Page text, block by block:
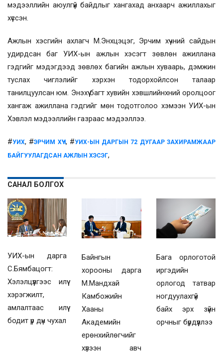
мэдээллийн аюулгүй байдлыг хангахад анхаарч ажиллахыг
хүссэн.
Ажлын хэсгийн ахлагч М.Энхцэцэг, Эрчим хүчний сайдын
удирдсан баг УИХ-ын ажлын хэсэгт зөвлөн ажиллана
гэдгийг мэдэгдээд зөвлөх багийн ажлын хуваарь, дэмжин
туслах чиглэлийг хэрхэн тодорхойлсон талаар
танилцуулсан юм. Энэхүү багт хувийн хэвшлийнхний оролцоог
хангаж ажиллана гэдгийг мөн тодотголоо хэмээн УИХ-ын
Хэвлэл мэдээллийн газраас мэдээллээ.
#УИХ, #ЭРЧИМ ХҮЧ, #УИХ-ЫН ДАРГЫН 72 ДУГААР ЗАХИРАМЖААР
БАЙГУУЛАГДСАН АЖЛЫН ХЭСЭГ,
САНАЛ БОЛГОХ
УИХ-ын дарга
С.Бямбацогт:
Хэлэлцүүлгээс илүү
хэрэгжилт,
амлалтаас илүү
бодит үр дүн чухал
Байнгын
хорооны дарга
М.Мандхай
Камбожийн
Хааны
Академийн
ерөнхийлөгчийг
хүлээн авч
Бага орлоготой
иргэдийн
орлогод татвар
ногдуулахгүй
байх эрх зүйн
орчныг бүрдүүллээ